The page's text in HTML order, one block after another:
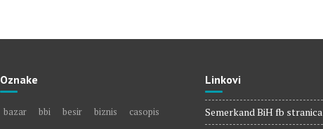
Oznake
bazar bbi besir biznis casopis
Linkovi
Semerkand BiH fb stranica